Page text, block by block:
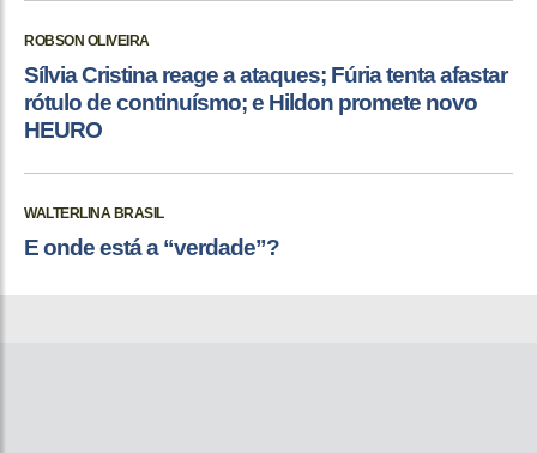
ROBSON OLIVEIRA
Sílvia Cristina reage a ataques; Fúria tenta afastar
rótulo de continuísmo; e Hildon promete novo
HEURO
WALTERLINA BRASIL
E onde está a “verdade”?